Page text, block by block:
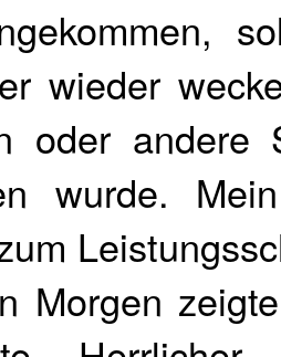
wieder
oder andere
wurde.
Morgen